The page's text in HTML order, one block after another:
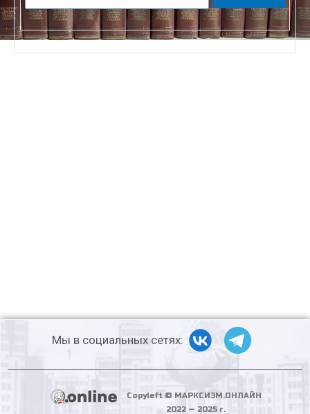
Мы в социальных сетях:
Copyleft © МАРКСИЗМ.ОНЛАЙН
2022 — 2025 г.